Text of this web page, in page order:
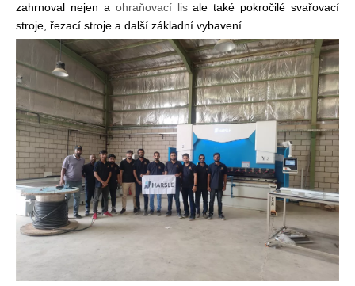
zahrnoval nejen a ohraňovací lisale také pokročilé svařovací
stroje, řezací stroje a další základní vybavení.